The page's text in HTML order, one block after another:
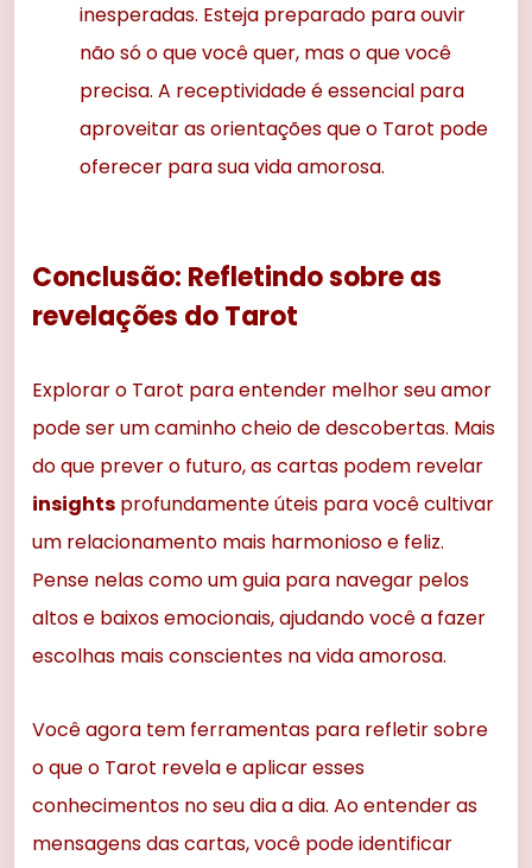
inesperadas. Esteja preparado para ouvir
não só o que você quer, mas o que você
precisa. A receptividade é essencial para
aproveitar as orientações que o Tarot pode
oferecer para sua vida amorosa.
Conclusão: Refletindo sobre as
revelações do Tarot
Explorar o Tarot para entender melhor seu amor
pode ser um caminho cheio de descobertas. Mais
do que prever o futuro, as cartas podem revelar
insights profundamente úteis para você cultivar
um relacionamento mais harmonioso e feliz.
Pense nelas como um guia para navegar pelos
altos e baixos emocionais, ajudando você a fazer
escolhas mais conscientes na vida amorosa.
Você agora tem ferramentas para refletir sobre
o que o Tarot revela e aplicar esses
conhecimentos no seu dia a dia. Ao entender as
mensagens das cartas, você pode identificar